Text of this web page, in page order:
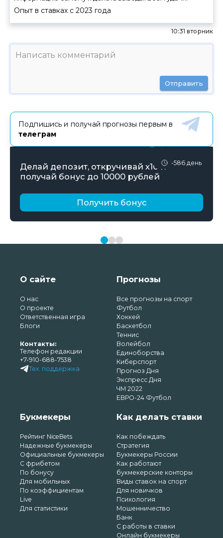
Опыт в ставках с 2023 года
10:31 вторник
Отправить
Подпишись и получай прогнозы первым в
телеграм
-586 день
Делай депозит, откручивай х10 и
получай бонус до 10000 рублей
Получить бонус
О сайте
О нас
О проекте
Ответственная игра
Блоги
Контакты:
Телефон редакции
+7-910-688-7538
Тех. поддержка
Прогнозы
Все прогнозы на спорт
Футбол
Хоккей
Баскетбол
Теннис
Волейбол
Единоборства
Киберспорт
Прогноз Дня
Экспресс Дня
ЧМ 2022
ЕВРО-24 Футбол
Букмекеры
Рейтинг NiceBets
Надежные букмекеры
Официальные букмекеры
С фрибетом
По бонусу
Для мобильных
По коэффициентам
Live
Для статистики
Как делать ставки
Как побеждать
Стратегия
Букмекеры России
Как работают
букмекерские конторы
Виды ставок на спорт
Для новичков
Психология
Мошенничество
Банк
С работы в ставки
Онлайн букмекеры